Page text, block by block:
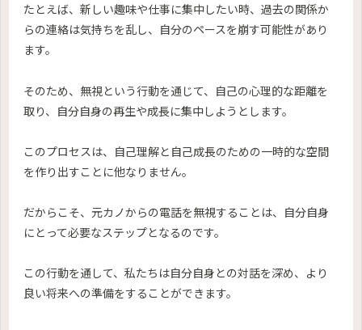
たとえば、新しい趣味や仕事に集中したい時、過去の関係か
らの連絡は気持ちを乱し、自分のペースを崩す可能性があり
ます。
そのため、無視という行動を通じて、自己の心理的な距離を
取り、自分自身の再生や成長に集中しようとします。
このプロセスは、自己理解と自己成長のための一時的な空間
を作り出すことに他なりません。
だからこそ、元カノからの電話を無視することは、自分自身
にとって必要なステップとなるのです。
この行動を通して、私たちは自分自身との対話を深め、より
良い将来への準備をすることができます。